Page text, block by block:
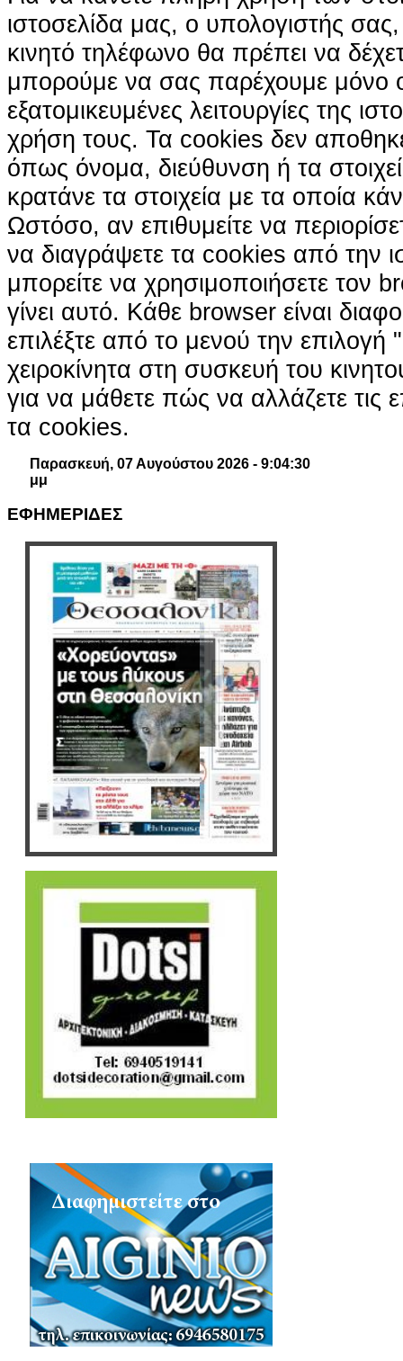
ιστοσελίδα μας, ο υπολογιστής
κινητό τηλέφωνο θα πρέπει να
μπορούμε να σας παρέχουμε μόνο
εξατομικευμένες λειτουργίες της
χρήση τους. Τα cookies δεν
όπως όνομα, διεύθυνση ή τα
κρατάνε τα στοιχεία με τα οποία
Ωστόσο, αν επιθυμείτε να
να διαγράψετε τα cookies από την
μπορείτε να χρησιμοποιήσετε τον
γίνει αυτό. Κάθε browser είναι
επιλέξτε από το μενού την επιλογή
χειροκίνητα στη συσκευή του
για να μάθετε πώς να αλλάζετε τις
τα cookies.
Παρασκευή, 07 Αυγούστου 2026 - 9:04:31
μμ
ΕΦΗΜΕΡΙΔΕΣ